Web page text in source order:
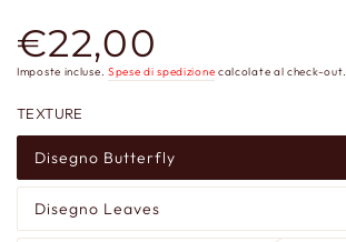
Prezzo
regolare
€22,00
Imposte incluse. Spese di spedizione calcolate al check-out.
TEXTURE
Disegno Butterfly
Disegno Leaves